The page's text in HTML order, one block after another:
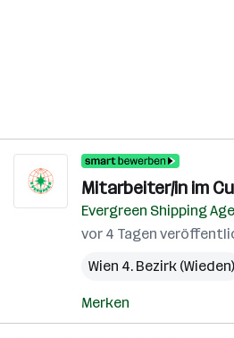
Mitarbeiter/in im
Evergreen Shipping
vor 4 Tagen
Wien 4. Bezirk (Wieden)
Merken